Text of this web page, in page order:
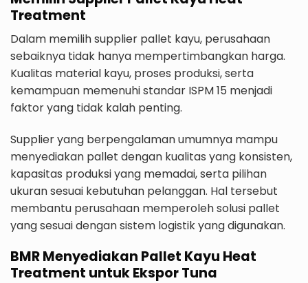
Treatment
Dalam memilih supplier pallet kayu, perusahaan
sebaiknya tidak hanya mempertimbangkan harga.
Kualitas material kayu, proses produksi, serta
kemampuan memenuhi standar ISPM 15 menjadi
faktor yang tidak kalah penting.
Supplier yang berpengalaman umumnya mampu
menyediakan pallet dengan kualitas yang konsisten,
kapasitas produksi yang memadai, serta pilihan
ukuran sesuai kebutuhan pelanggan. Hal tersebut
membantu perusahaan memperoleh solusi pallet
yang sesuai dengan sistem logistik yang digunakan.
BMR Menyediakan Pallet Kayu Heat
Treatment untuk Ekspor Tuna